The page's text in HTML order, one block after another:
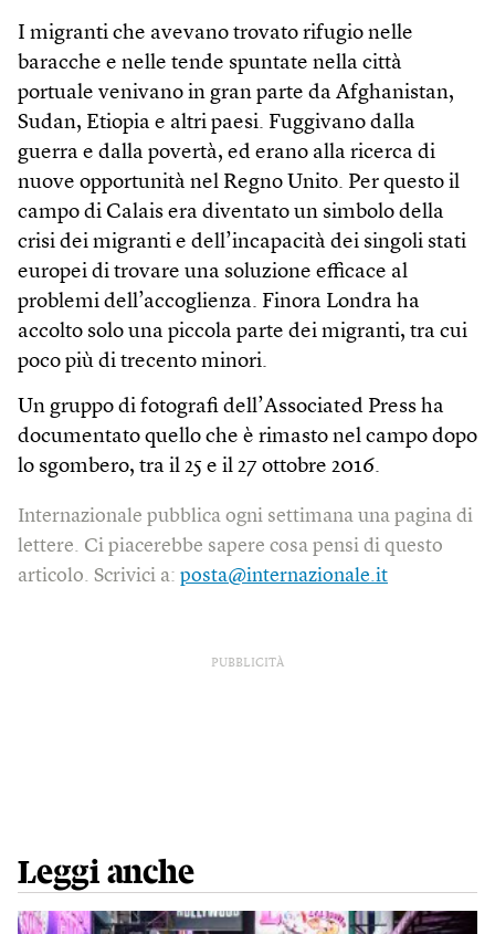
I migranti che avevano trovato rifugio nelle
baracche e nelle tende spuntate nella città
portuale venivano in gran parte da Afghanistan,
Sudan, Etiopia e altri paesi. Fuggivano dalla
guerra e dalla povertà, ed erano alla ricerca di
nuove opportunità nel Regno Unito. Per questo il
campo di Calais era diventato un simbolo della
crisi dei migranti e dell’incapacità dei singoli stati
europei di trovare una soluzione efficace al
problemi dell’accoglienza. Finora Londra ha
accolto solo una piccola parte dei migranti, tra cui
poco più di trecento minori.
Un gruppo di fotografi dell’Associated Press ha
documentato quello che è rimasto nel campo dopo
lo sgombero, tra il 25 e il 27 ottobre 2016.
Internazionale pubblica ogni settimana una pagina di
lettere. Ci piacerebbe sapere cosa pensi di questo
articolo. Scrivici a: posta@internazionale.it
PUBBLICITÀ
Leggi anche